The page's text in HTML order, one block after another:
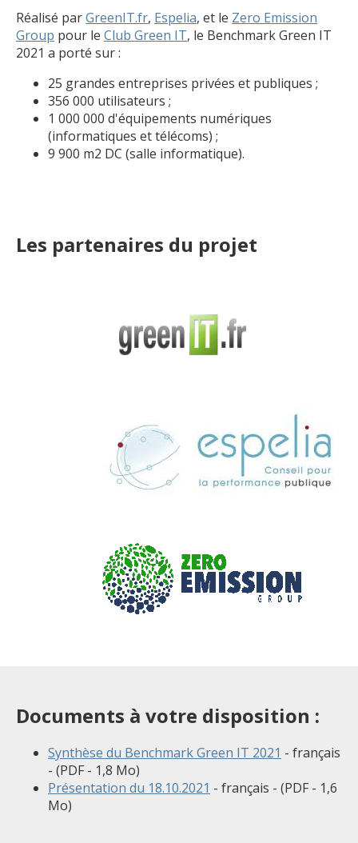
Réalisé parGreenIT.fr, Espelia, et le Zero Emission
Group pour le Club Green IT, le Benchmark Green IT
2021 a porté sur :
25 grandes entreprises privées et publiques ;
356 000 utilisateurs ;
1 000 000 d'équipements numériques
(informatiques et télécoms) ;
9 900 m2 DC (salle informatique).
Les partenaires du projet
Documents à votre disposition :
Synthèse du Benchmark Green IT 2021 - français
- (PDF - 1,8 Mo)
Présentation du 18.10.2021 - français - (PDF - 1,6
Mo)